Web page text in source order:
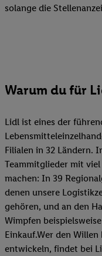
solange die
Warum du für
Lidl ist eines der
Filialen in 32 Ländern.
Teammitglieder mit
machen: In 39
denen unsere
gehören, und an den
Wimpfen
Einkauf.Wer den
entwickeln, findet bei